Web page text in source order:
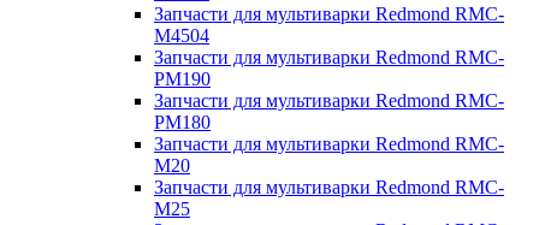
Запчасти для мультиварки Redmond RMC-
M4504
Запчасти для мультиварки Redmond RMC-
PM190
Запчасти для мультиварки Redmond RMC-
PM180
Запчасти для мультиварки Redmond RMC-
M20
Запчасти для мультиварки Redmond RMC-
M25